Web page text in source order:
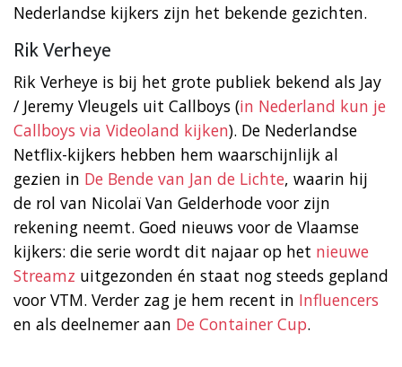
Nederlandse kijkers zijn het bekende gezichten.
Rik Verheye
Rik Verheye is bij het grote publiek bekend als Jay
/ Jeremy Vleugels uit Callboys (in Nederland kun je
Callboys via Videoland kijken). De Nederlandse
Netflix-kijkers hebben hem waarschijnlijk al
gezien in De Bende van Jan de Lichte, waarin hij
de rol van Nicolaï Van Gelderhode voor zijn
rekening neemt. Goed nieuws voor de Vlaamse
kijkers: die serie wordt dit najaar op het nieuwe
Streamz uitgezonden én staat nog steeds gepland
voor VTM. Verder zag je hem recent in Influencers
en als deelnemer aan De Container Cup.